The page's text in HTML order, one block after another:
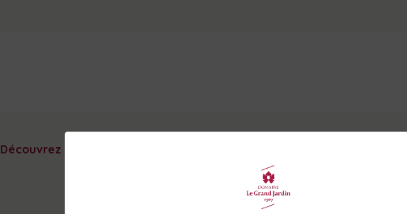
Découvrez nos ateliers oeno-expérience !